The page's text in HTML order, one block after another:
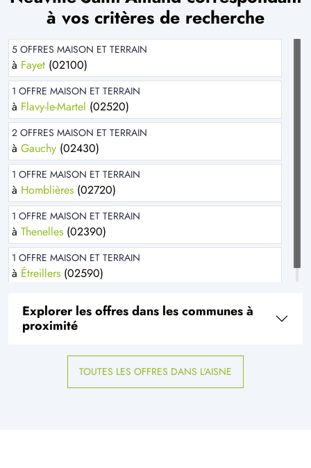
à vos critères de recherche
5 OFFRES MAISON ET TERRAIN
à Fayet (02100)
1 OFFRE MAISON ET TERRAIN
à Flavy-le-Martel (02520)
2 OFFRES MAISON ET TERRAIN
à Gauchy (02430)
1 OFFRE MAISON ET TERRAIN
à Homblières (02720)
1 OFFRE MAISON ET TERRAIN
à Thenelles (02390)
1 OFFRE MAISON ET TERRAIN
à Étreillers (02590)
Explorer les offres dans les communes à
proximité
TOUTES LES OFFRES DANS L'AISNE